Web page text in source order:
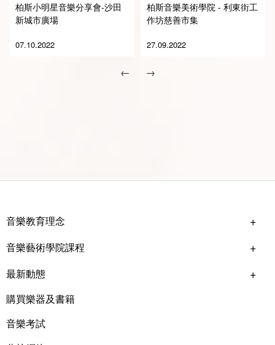
柏斯小明星音樂分享會-沙田
新城市廣場
07.10.2022
柏斯音樂美術學院 - 利東街工
作坊慈善市集
27.09.2022
← →
音樂教育理念
音樂藝術學院課程
最新動態
購買樂器及書籍
音樂考試